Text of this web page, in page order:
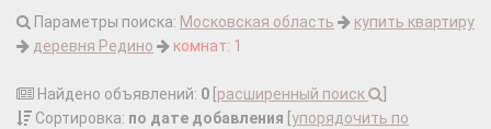
Параметры поиска: Московская область
купить квартиру
деревня Редино
комнат: 1
Найдено объявлений: 0 расширенный поиск
Сортировка: по дате добавления упорядочить по